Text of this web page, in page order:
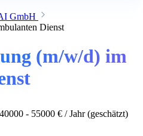
GmbH
Dienst
(m/w/d) im
40000 - 55000 € / Jahr (geschätzt)